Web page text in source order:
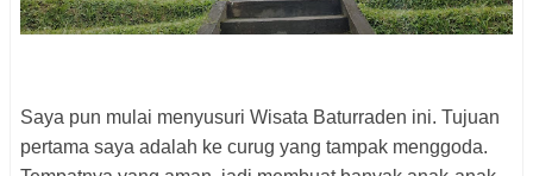
Saya pun mulai menyusuri Wisata Baturraden ini. Tujuan
pertama saya adalah ke curug yang tampak menggoda.